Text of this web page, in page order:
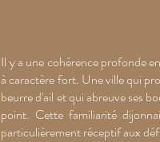
Il y a une cohérence profonde
à caractère fort. Une ville qui
beurre d'ail et qui abreuve ses
point. Cette familiarité
particulièrement réceptif aux